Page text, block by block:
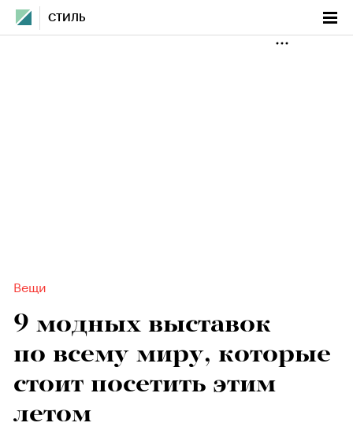
СТИЛЬ
Вещи
9 модных выставок
по всему миру, которые
стоит посетить этим
летом